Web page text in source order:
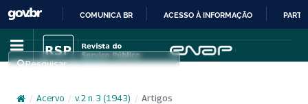
IR
PARA
CONTEÚDO
COMUNICA BR ACESSO À INFORMAÇÃO
Pesquisar
/ Acervo / v. 2 n. 3 (1943) / Artigos